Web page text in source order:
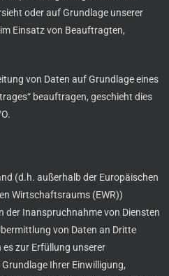
oder auf Grundlage unserer
Einsatz von Beauftragten,
von Daten auf Grundlage eines
beauftragen, geschieht dies
(d.h. außerhalb der Europäischen
Wirtschaftsraums (EWR))
der Inanspruchnahme von Diensten
von Daten an Dritte
zur Erfüllung unserer
Ihrer Einwilligung,